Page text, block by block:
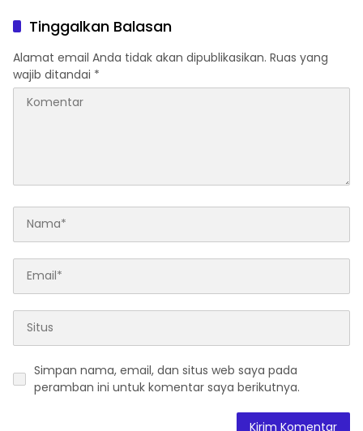
2026 & Dibuka Resmi
Pramono Anung (Gubernur
DKI Jakarta)
di Tanah Air
Tinggalkan Balasan
Alamat email Anda tidak akan dipublikasikan. Ruas yang
wajib ditandai *
Simpan nama, email, dan situs web saya pada
peramban ini untuk komentar saya berikutnya.